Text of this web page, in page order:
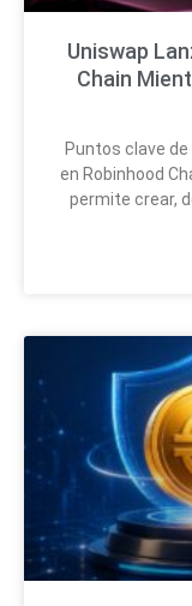
Uniswap
Chain
Puntos clave
en Robinhood
permite crear,